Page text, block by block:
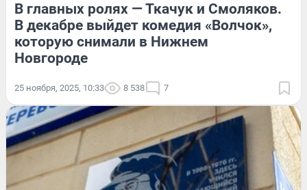
В главных ролях — Ткачук и Смоляков.
В декабре выйдет комедия «Волчок»,
которую снимали в Нижнем
Новгороде
25 ноября, 2025, 10:33 8 538 7